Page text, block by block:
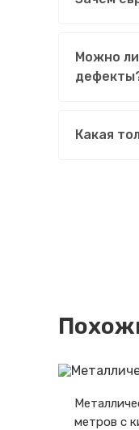
Можно ли
Какая
метров с